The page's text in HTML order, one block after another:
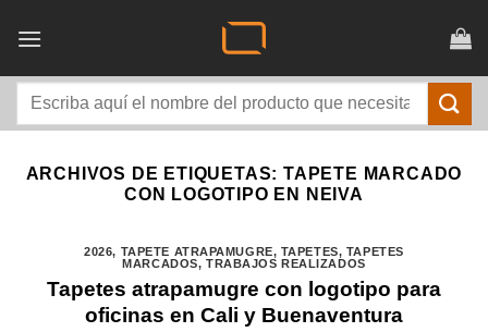
Buscar
ARCHIVOS DE ETIQUETAS:TAPETE MARCADO
CON LOGOTIPO EN NEIVA
2026, TAPETE ATRAPAMUGRE, TAPETES, TAPETES
MARCADOS, TRABAJOS REALIZADOS
Tapetes atrapamugre con logotipo para
oficinas en Cali y Buenaventura